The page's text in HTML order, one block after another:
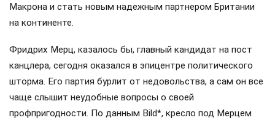
Макрона и стать новым надежным партнером Британии
на континенте.
Фридрих Мерц, казалось бы, главный кандидат на пост
канцлера, сегодня оказался в эпицентре политического
шторма. Его партия бурлит от недовольства, а сам он все
чаще слышит неудобные вопросы о своей
профпригодности. По данным Bild*, кресло под Мерцем